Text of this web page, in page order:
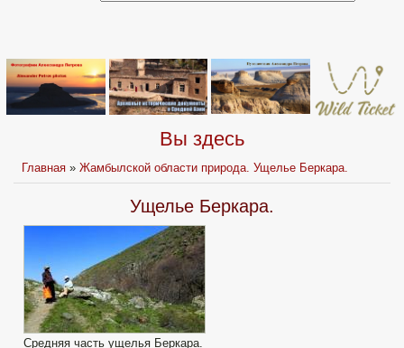
Вы здесь
Главная »Жамбылской области природа. Ущелье Беркара.
Ущелье Беркара.
Средняя часть ущелья Беркара.